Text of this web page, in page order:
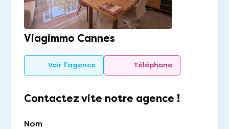
Viagimmo Cannes
Voir l'agence Téléphone
Contactez vite notre agence !
Nom